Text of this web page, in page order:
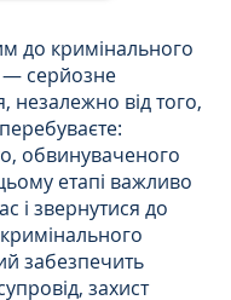
до кримінального
серйозне
незалежно від того,
обвинуваченого
етапі важливо
і звернутися до
забезпечить
захист